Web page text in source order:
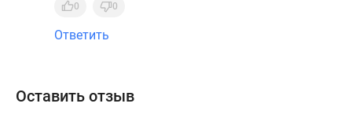
0 0
Ответить
Оставить отзыв